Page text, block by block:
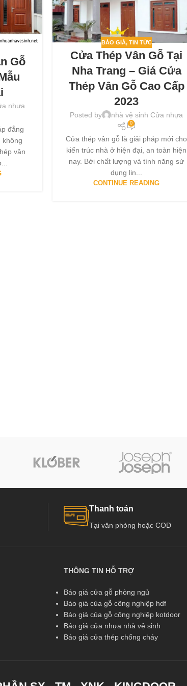
Gỗ
nhựa
đẳng
không
vân
BÁO GIÁ, TIN TỨC
Cửa Thép Vân Gỗ Tại
Nha Trang – Giá Cửa
Thép Vân Gỗ Cao Cấp
2023
Posted by nhà vệ sinh Cửa nhựa
0
Cửa thép vân gỗ là giải pháp mới cho
kiến trúc nhà ở hiện đại, an toàn hiện
nay. Bởi chất lượng và tính năng sử
dụng lin...
CONTINUE READING
Thanh toán
Tại văn phòng hoặc COD
THÔNG TIN HỖ TRỢ
Báo giá cửa gỗ phòng ngủ
Báo giá của gỗ công nghiệp hdf
Báo giá của gỗ công nghiệp kotdoor
Báo giá cửa nhựa nhà vệ sinh
Báo giá cửa thép chống cháy